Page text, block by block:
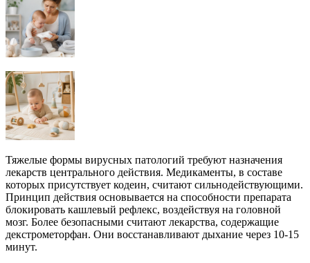
Тяжелые формы вирусных патологий требуют назначения
лекарств центрального действия. Медикаменты, в составе
которых присутствует кодеин, считают сильнодействующими.
Принцип действия основывается на способности препарата
блокировать кашлевый рефлекс, воздействуя на головной
мозг. Более безопасными считают лекарства, содержащие
декстрометорфан. Они восстанавливают дыхание через 10-15
минут.